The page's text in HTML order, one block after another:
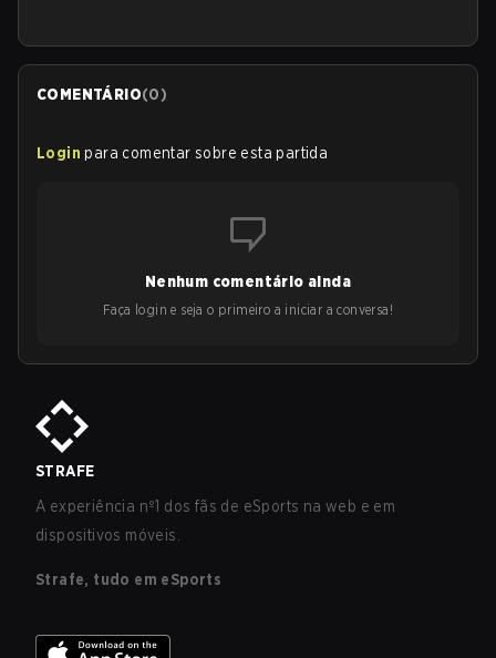
COMENTÁRIO(0)
Login para comentar sobre esta partida
Nenhum comentário ainda
Faça login e seja o primeiro a iniciar a conversa!
STRAFE
A experiência nº1 dos fãs de eSports na web e em
dispositivos móveis.
Strafe, tudo em eSports